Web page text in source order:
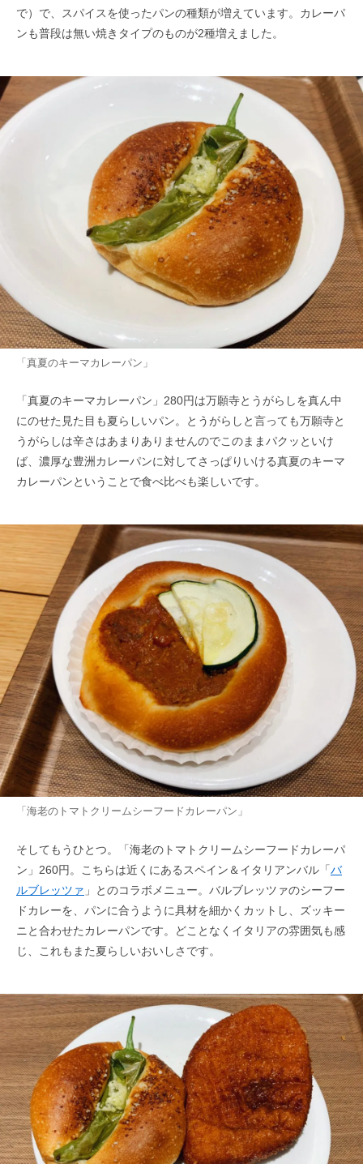
で）で、スパイスを使ったパンの種類が増えています。カレーパ
ンも普段は無い焼きタイプのものが2種増えました。
「真夏のキーマカレーパン」
「真夏のキーマカレーパン」280円は万願寺とうがらしを真ん中
にのせた見た目も夏らしいパン。とうがらしと言っても万願寺と
うがらしは辛さはあまりありませんのでこのままパクッといけ
ば、濃厚な豊洲カレーパンに対してさっぱりいける真夏のキーマ
カレーパンということで食べ比べも楽しいです。
「海老のトマトクリームシーフードカレーパン」
そしてもうひとつ。「海老のトマトクリームシーフードカレーパ
ン」260円。こちらは近くにあるスペイン＆イタリアンバル「バ
ルブレッツァ 」とのコラボメニュー。バルブレッツァのシーフー
ドカレーを、パンに合うように具材を細かくカットし、ズッキー
ニと合わせたカレーパンです。どことなくイタリアの雰囲気も感
じ、これもまた夏らしいおいしさです。